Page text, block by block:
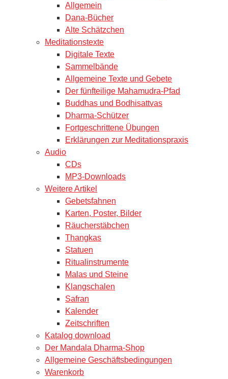
Allgemein
Dana-Bücher
Alte Schätzchen
Meditationstexte
Digitale Texte
Sammelbände
Allgemeine Texte und Gebete
Der fünfteilige Mahamudra-Pfad
Buddhas und Bodhisattvas
Dharma-Schützer
Fortgeschrittene Übungen
Erklärungen zur Meditationspraxis
Audio
CDs
MP3-Downloads
Weitere Artikel
Gebetsfahnen
Karten, Poster, Bilder
Räucherstäbchen
Thangkas
Statuen
Ritualinstrumente
Malas und Steine
Klangschalen
Safran
Kalender
Zeitschriften
Katalog download
Der Mandala Dharma-Shop
Allgemeine Geschäftsbedingungen
Warenkorb